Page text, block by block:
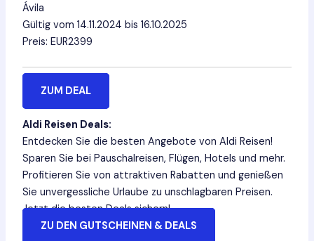
Ávila
Gültig vom 14.11.2024 bis 16.10.2025
Preis: EUR2399
ZUM DEAL
Aldi Reisen Deals:
Entdecken Sie die besten Angebote von Aldi Reisen!
Sparen Sie bei Pauschalreisen, Flügen, Hotels und mehr.
Profitieren Sie von attraktiven Rabatten und genießen
Sie unvergessliche Urlaube zu unschlagbaren Preisen.
Jetzt die besten Deals sichern!
ZU DEN GUTSCHEINEN & DEALS